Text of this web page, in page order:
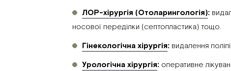
ЛОР-хірургія (Отоларингологія):
носової переділки (септопластика) тощо.
Гінекологічна хірургія: видалення
Урологічна хірургія: оперативне